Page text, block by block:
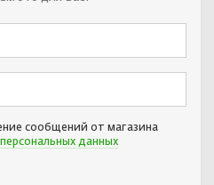
сообщений от магазина
данных